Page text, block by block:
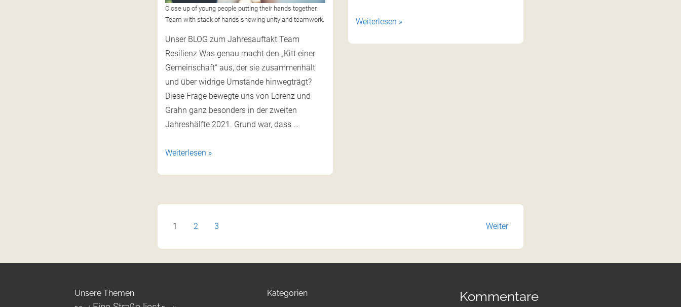
Close up of young people putting their hands together.
Team with stack of hands showing unity and teamwork.
Unser BLOG zum Jahresauftakt Team
Resilienz Was genau macht den „Kitt einer
Gemeinschaft“ aus, der sie zusammenhält
und über widrige Umstände hinwegträgt?
Diese Frage bewegte uns von Lorenz und
Grahn ganz besonders in der zweiten
Jahreshälfte 2021. Grund war, dass …
Weiterlesen »
Weiterlesen »
1 2 3 Weiter
Unsere Themen Kategorien Kommentare